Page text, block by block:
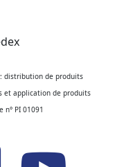
: distribution de produits
et application de produits
PI 01091